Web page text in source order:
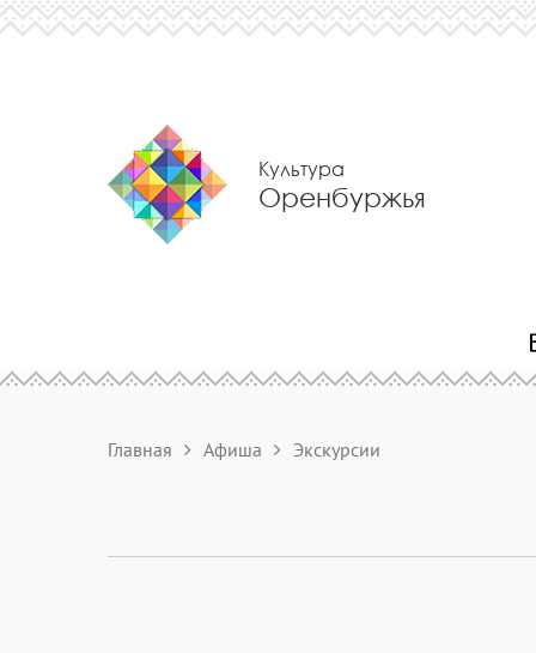
Культура
Оренбуржья
Главная Афиша Экскурсии